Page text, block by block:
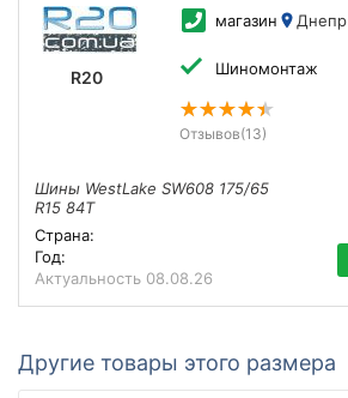
R20
магазин Днепр
Шиномонтаж
Отзывов(13)
Шины WestLake SW608 175/65
R15 84T
Страна:
Год:
Актуальность 08.08.26
Другие товары этого размера